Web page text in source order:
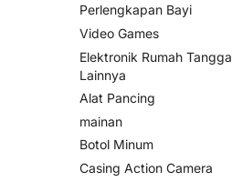
Perlengkapan Bayi
Video Games
Elektronik Rumah Tangga
Lainnya
Alat Pancing
mainan
Botol Minum
Casing Action Camera